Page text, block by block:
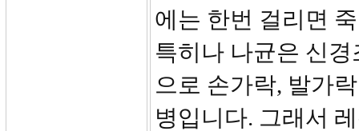
에는 한번 걸리면
특히나 나균은 신
으로 손가락, 발가
병입니다. 그래서